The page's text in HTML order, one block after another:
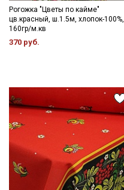
Рогожка "Цветы по кайме"
цв.красный, ш.1.5м, хлопок-100%,
160гр/м.кв
370 руб.